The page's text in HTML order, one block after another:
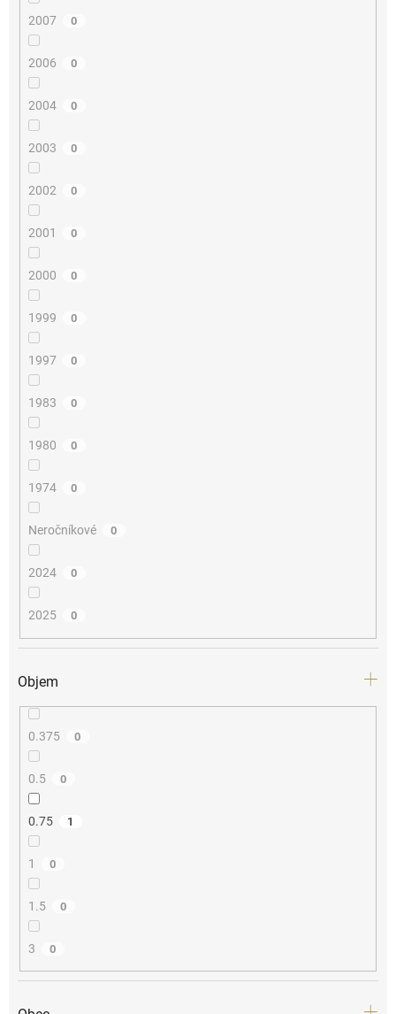
2007 0
2006 0
2004 0
2003 0
2002 0
2001 0
2000 0
1999 0
1997 0
1983 0
1980 0
1974 0
Neročníkové 0
2024 0
2025 0
Objem
0.375 0
0.5 0
0.75 1
1 0
1.5 0
3 0